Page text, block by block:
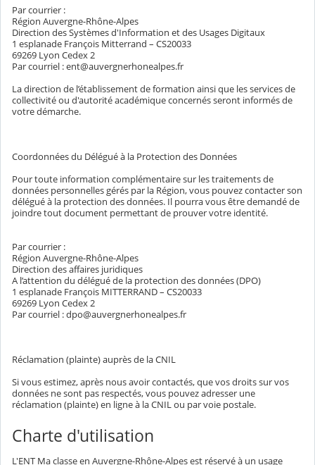
Par courrier :
Région Auvergne-Rhône-Alpes
Direction des Systèmes d'Information et des Usages Digitaux
1 esplanade François Mitterrand – CS20033
69269 Lyon Cedex 2
Par courriel : ent@auvergnerhonealpes.fr
La direction de l’établissement de formation ainsi que les services de
collectivité ou d'autorité académique concernés seront informés de
votre démarche.
Coordonnées du Délégué à la Protection des Données
Pour toute information complémentaire sur les traitements de
données personnelles gérés par la Région, vous pouvez contacter son
délégué à la protection des données. Il pourra vous être demandé de
joindre tout document permettant de prouver votre identité.
Par courrier :
Région Auvergne-Rhône-Alpes
Direction des affaires juridiques
A l’attention du délégué de la protection des données (DPO)
1 esplanade François MITTERRAND – CS20033
69269 Lyon Cedex 2
Par courriel : dpo@auvergnerhonealpes.fr
Réclamation (plainte) auprès de la CNIL
Si vous estimez, après nous avoir contactés, que vos droits sur vos
données ne sont pas respectés, vous pouvez adresser une
réclamation (plainte) en ligne à la CNIL ou par voie postale.
Charte d'utilisation
L'ENT Ma classe en Auvergne-Rhône-Alpes est réservé à un usage